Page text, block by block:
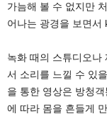
가늠해 볼 수 없지만
어나는 광경을 보면서
녹화 때의 스튜디오나
서 소리를 느낄 수 있
을 통한 영상은 방청
에 따라 몸을 흔들게